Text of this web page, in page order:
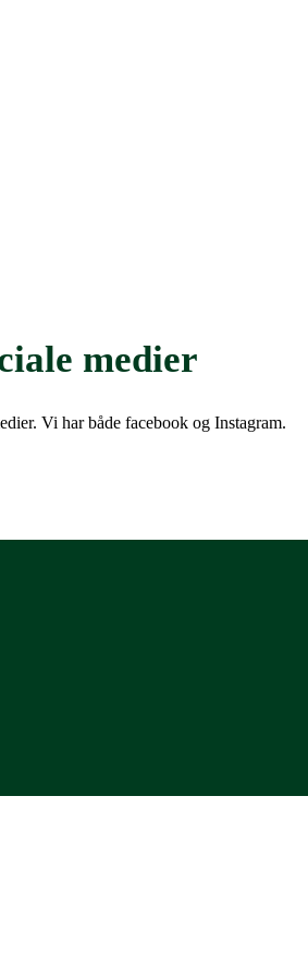
medier
Vi har både facebook og Instagram.